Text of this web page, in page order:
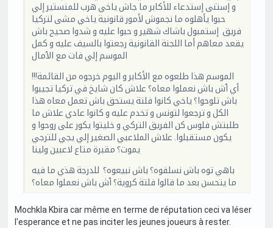
و إستنى إستدعاء للأكابر ما جاش ياخي هرب للمنستير إلي
حبوا يأهلوه ما نجموش لأمور قانونية ياخي مشى لتركيا
فريق إستمبول باشاك شهير و حبوا عليه و شدوا صحيح باش
يقعد معاهم أما اللجنة القانونية رجعتوا بالسيف عليه و كمل
الموسم إلي فات مع الٱمال
الموسم هذا طلعوه مع الأكابر و اليوم خرجوه من القائمة!!!
أي ٱش باش نعملوا معاه؟ علاش كان شايخ في تركيا تجيبوا
باش تلوحوا؟ ياخي كانوا فلتة يستحق باش تعمل معاه هذا
الكل و ترجعوا لتونس و تخدم عليه و كانوا عادي علاش ما
طلبتش فلوس كن الفريق التركي و خليتوا يكور على روحوا و
يكون مستقبلوا. علاش الملاعبي الصغير إلي يجي للترجي
يموت؟ مقبرة متاع لاعبين ولينا
باهي توه باش نسلفوه؟ باش نبيعوه؟ للدرجة هذي ما فيه
ما يتحسن بعد ما قالوا فلتة كروية؟ ٱش باش نعملوا معاه؟
Mochkla Kbira car même en terme de réputation ceci va léser
l'esperance et ne pas inciter les jeunes joueurs à rester.